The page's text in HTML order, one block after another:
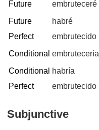
Future embruteceré
Future
Perfect
habré
embrutecido
Conditional embrutecería
Conditional
Perfect
habría
embrutecido
Subjunctive